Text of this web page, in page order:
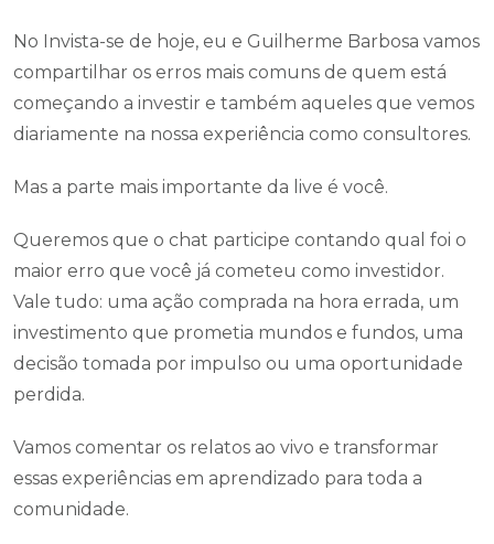
No Invista-se de hoje, eu e Guilherme Barbosa vamos
compartilhar os erros mais comuns de quem está
começando a investir e também aqueles que vemos
diariamente na nossa experiência como consultores.
Mas a parte mais importante da live é você.
Queremos que o chat participe contando qual foi o
maior erro que você já cometeu como investidor.
Vale tudo: uma ação comprada na hora errada, um
investimento que prometia mundos e fundos, uma
decisão tomada por impulso ou uma oportunidade
perdida.
Vamos comentar os relatos ao vivo e transformar
essas experiências em aprendizado para toda a
comunidade.